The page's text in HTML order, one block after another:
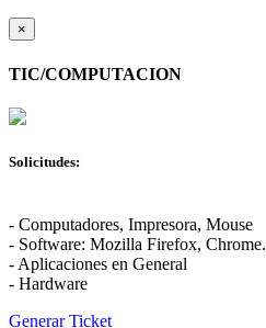
×
TIC/COMPUTACION
Solicitudes:
- Computadores, Impresora, Mouse
- Software: Mozilla Firefox, Chrome.
- Aplicaciones en General
- Hardware
Generar Ticket